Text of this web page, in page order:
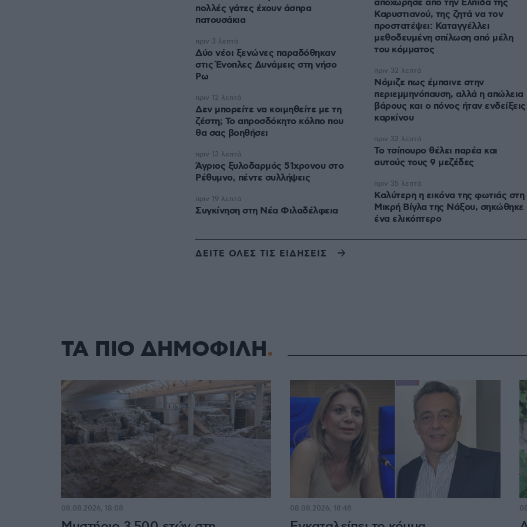
πολλές γάτες έχουν άσπρα
πατουσάκια
Δύο νέοι ξενώνες παραδόθηκαν
στις Ένοπλες Δυνάμεις στη νήσο
Ρω
πριν 3 λεπτά
Δεν μπορείτε να κοιμηθείτε με τη
ζέστη; Το απροσδόκητο κόλπο που
θα σας βοηθήσει
πριν 12 λεπτά
Άγριος ξυλοδαρμός 51χρονου στο
Ρέθυμνο, πέντε συλλήψεις
πριν 13 λεπτά
Συγκίνηση στη Νέα Φιλαδέλφεια
πριν 19 λεπτά
αποχώρησε από την Ελπίδα της
Καρυστιανού, της ζητά να τον
προστατέψει: Καταγγέλλει
μεθοδευμένη σπίλωση από μέλη
του κόμματος
Νόμιζε πως έμπαινε στην
περιεμμηνόπαυση, αλλά η απώλεια
βάρους και ο πόνος ήταν ενδείξεις
καρκίνου
πριν 32 λεπτά
Το τσίπουρο θέλει παρέα και
αυτούς τους 9 μεζέδες
πριν 32 λεπτά
Καλύτερη η εικόνα της φωτιάς στη
Μικρή Βίγλα της Νάξου, σηκώθηκε
ένα ελικόπτερο
πριν 35 λεπτά
ΔΕΙΤΕ ΟΛΕΣ ΤΙΣ ΕΙΔΗΣΕΙΣ
ΤΑ ΠΙΟ ΔΗΜΟΦΙΛΗ
08.08.2026, 18:08 08.08.2026, 18:48